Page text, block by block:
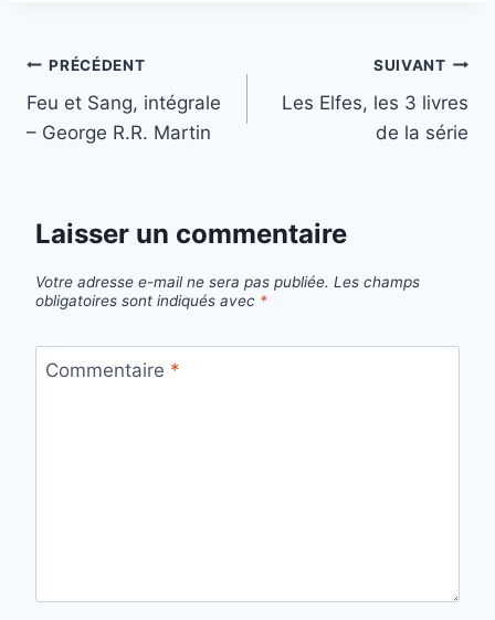
Navigation
de
PRÉCÉDENT
Feu et Sang, intégrale
– George R.R. Martin
SUIVANT
Les Elfes, les 3 livres
de la série
Laisser un commentaire
Votre adresse e-mail ne sera pas publiée. Les champs
obligatoires sont indiqués avec *
Commentaire *